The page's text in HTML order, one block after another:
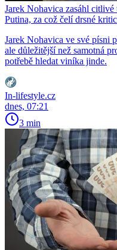
Jarek Nohavica zasáhl
Putina, za což čelí drsné
Jarek Nohavica ve své písni
ale důležitější než samotná
potřebě hledat viníka jinde.
In-lifestyle.cz
dnes, 07:21
3 min